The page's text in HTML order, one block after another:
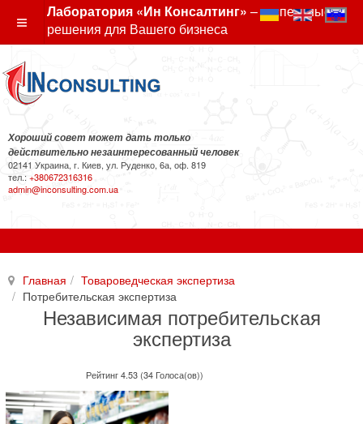
Лаборатория «Ин Консалтинг» – экспертные
решения для Вашего бизнеса
Хороший совет может дать только
действительно незаинтересованный человек
02141 Украина, г. Киев, ул. Руденко, 6а, оф. 819
тел.: +380672316316
admin@inconsulting.com.ua
Главная
Товароведческая экспертиза
Потребительская экспертиза
Независимая потребительская
экспертиза
Рейтинг 4.53 (34 Голоса(ов))